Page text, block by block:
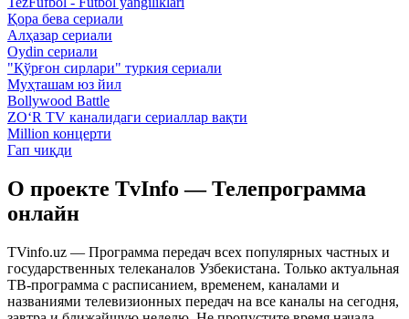
Қора бева сериали
Алҳазар сериали
Oydin сериали
"Қўрғон сирлари" туркия сериали
Муҳташам юз йил
Bollywood Battle
ZO‘R TV каналидаги сериаллар вақти
Million концерти
Гап чиқди
О проекте TvInfo — Телепрограмма
онлайн
TVinfo.uz — Программа передач всех популярных частных и
государственных телеканалов Узбекистана. Только актуальная
ТВ-программа с расписанием, временем, каналами и
названиями телевизионных передач на все каналы на сегодня,